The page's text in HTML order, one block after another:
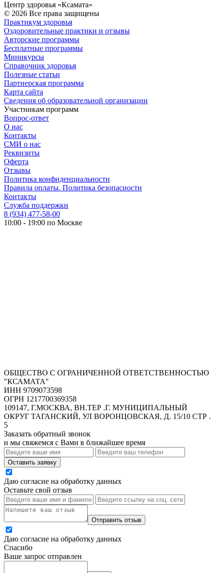
Центр здоровья «Ксамата»
© 2026 Все права защищены
Практикум здоровья
Оздоровительные практики и отзывы
Авторские программы
Бесплатные программы
Миникурсы
Справочник здоровья
Полезные статьи
Партнерская программа
Карта сайта
Сведения об образовательной организации
Участникам программ
Вопрос-ответ
О нас
Контакты
СМИ о нас
Реквизиты
Оферта
Отзывы
Политика конфиденциальности
Правила оплаты. Политика безопасности
Контакты
Служба поддержки
8 (934) 477-58-00
10:00 - 19:00 по Москве
ОБЩЕСТВО С ОГРАНИЧЕННОЙ ОТВЕТСТВЕННОСТЬЮ
"КСАМАТА"
ИНН 9709073598
ОГРН 1217700369358
109147, Г.МОСКВА, ВН.ТЕР .Г. МУНИЦИПАЛЬНЫЙ
ОКРУГ ТАГАНСКИЙ, УЛ ВОРОНЦОВСКАЯ, Д. 15/10 СТР .
5
Заказать обратный звонок
и мы свяжемся с Вами в ближайшее время
Оставить заявку
Даю согласие на обработку данных
Оставьте свой отзыв
Отправить отзыв
Даю согласие на обработку данных
Спасибо
Ваше запрос отправлен